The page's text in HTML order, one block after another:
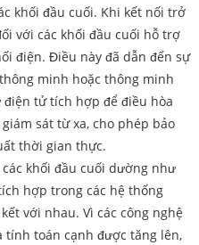
khối đầu cuối. Khi kết nối trở
với các khối đầu cuối hỗ trợ
điện. Điều này đã dẫn đến sự
minh hoặc thông minh
tử tích hợp để điều hòa
sát từ xa, cho phép bảo
thời gian thực.
khối đầu cuối dường như
hợp trong các hệ thống
với nhau. Vì các công nghệ
tính toán cạnh được tăng lên,